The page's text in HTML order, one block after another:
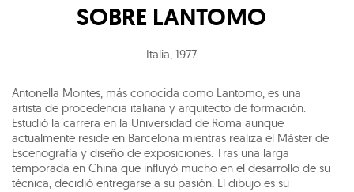
SOBRE LANTOMO
Italia, 1977
Antonella Montes, más conocida como Lantomo, es una
artista de procedencia italiana y arquitecto de formación.
Estudió la carrera en la Universidad de Roma aunque
actualmente reside en Barcelona mientras realiza el Máster de
Escenografía y diseño de exposiciones. Tras una larga
temporada en China que influyó mucho en el desarrollo de su
técnica, decidió entregarse a su pasión. El dibujo es su